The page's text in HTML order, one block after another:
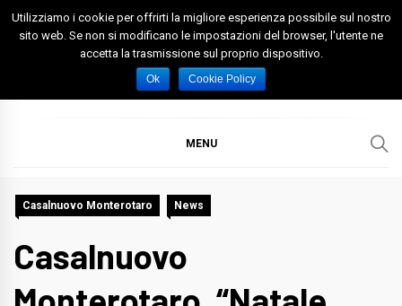
Skip
Spazio Foggia
Foggia News Calcio Eventi e Attività nella Capitanata
MENU
Casalnuovo Monterotaro News
Casalnuovo
Utilizziamo i cookie per offrirti la migliore esperienza possibile sul nostro
sito web. Se non si modificano le impostazioni del browser, l'utente ne
accetta la trasmissione sul proprio dispositivo.
Ok Cookie Policy